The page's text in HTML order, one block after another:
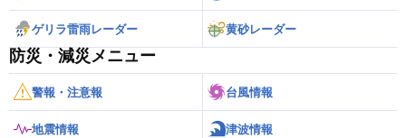
ゲリラ雷雨レーダー 黄砂レーダー
防災・減災メニュー
警報・注意報 台風情報
地震情報 津波情報